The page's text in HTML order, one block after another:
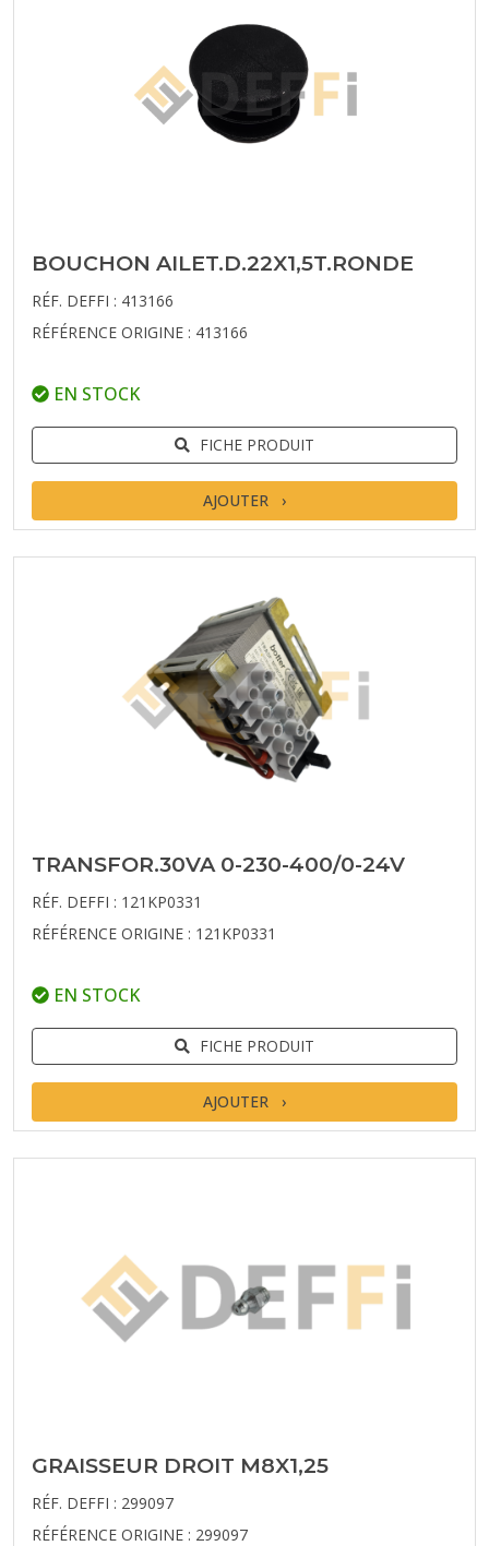
BOUCHON AILET.D.22X1,5T.RONDE
RÉF. DEFFI : 413166
RÉFÉRENCE ORIGINE : 413166
EN STOCK
FICHE PRODUIT
AJOUTER
TRANSFOR.30VA 0-230-400/0-24V
RÉF. DEFFI : 121KP0331
RÉFÉRENCE ORIGINE : 121KP0331
EN STOCK
FICHE PRODUIT
AJOUTER
GRAISSEUR DROIT M8X1,25
RÉF. DEFFI : 299097
RÉFÉRENCE ORIGINE : 299097